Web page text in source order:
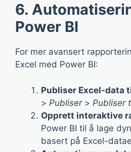
6.
Power BI
For mer avansert
Excel med Power BI:
Publiser Excel-data
> Publiser> Publiser
Opprett interaktive
Power BI til å lage
basert på Excel-